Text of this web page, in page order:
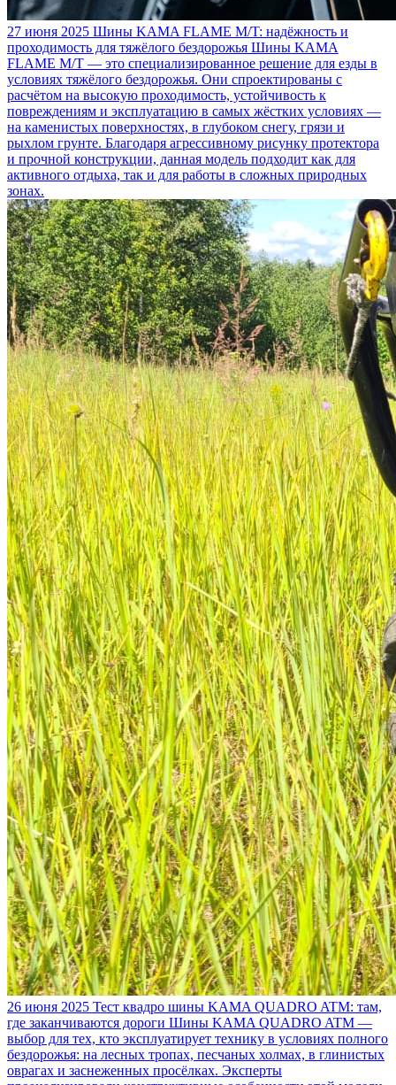
27 июня 2025 Шины KAMA FLAME M/T: надёжность и
проходимость для тяжёлого бездорожья Шины KAMA
FLAME M/T — это специализированное решение для езды в
условиях тяжёлого бездорожья. Они спроектированы с
расчётом на высокую проходимость, устойчивость к
повреждениям и эксплуатацию в самых жёстких условиях —
на каменистых поверхностях, в глубоком снегу, грязи и
рыхлом грунте. Благодаря агрессивному рисунку протектора
и прочной конструкции, данная модель подходит как для
активного отдыха, так и для работы в сложных природных
зонах.
26 июня 2025 Тест квадро шины KAMA QUADRO ATM: там,
где заканчиваются дороги Шины KAMA QUADRO ATM —
выбор для тех, кто эксплуатирует технику в условиях полного
бездорожья: на лесных тропах, песчаных холмах, в глинистых
оврагах и заснеженных просёлках. Эксперты